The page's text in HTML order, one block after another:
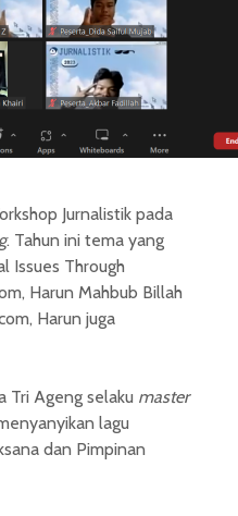
Jurnalistik pada
. Tahun ini tema yang
Issues Through
Harun Mahbub Billah
Harun juga
Tri Ageng selaku master
lagu
dan Pimpinan